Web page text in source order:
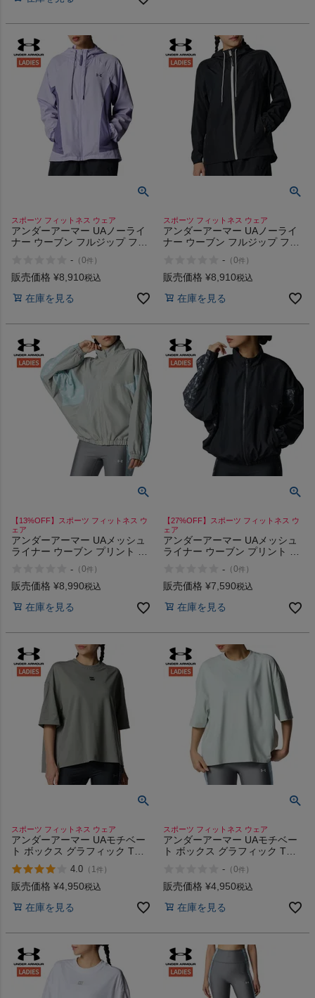
スポーツ フィットネス ウェア
アンダーアーマー UAノーライ
ナー ウーブン フルジップ フー
No-Liner Woven Full-Zip
Hoodie
- （0件 ）
販売価格 ¥8,910税込
在庫を見る
スポーツ フィットネス ウェア
アンダーアーマー UAノーライ
ナー ウーブン フルジップ フー
No-Liner Woven Full-Zip
Hoodie
- （0件 ）
販売価格 ¥8,910税込
在庫を見る
【13%OFF】スポーツ フィットネス ウ
ェア
アンダーアーマー UAメッシュ
ライナー ウーブン プリント フ
ARMOUR UA Mesh Liner
Woven Print Full-Zip Jacket
- （0件 ）
販売価格 ¥8,990税込
在庫を見る
【27%OFF】スポーツ フィットネス ウ
ェア
アンダーアーマー UAメッシュ
ライナー ウーブン プリント フ
ARMOUR UA Mesh Liner
Woven Print Full-Zip Jacket
- （0件 ）
販売価格 ¥7,590税込
在庫を見る
スポーツ フィットネス ウェア
アンダーアーマー UAモチベー
ト ボックス グラフィック Tシ
ャツ UNDER ARMOUR UA
Motivate Box Graphic T-Shirt
4.0 （ 1件 ）
販売価格 ¥4,950税込
在庫を見る
スポーツ フィットネス ウェア
アンダーアーマー UAモチベー
ト ボックス グラフィック Tシ
Motivate Box Graphic T-Shirt
- （0件 ）
販売価格 ¥4,950税込
在庫を見る